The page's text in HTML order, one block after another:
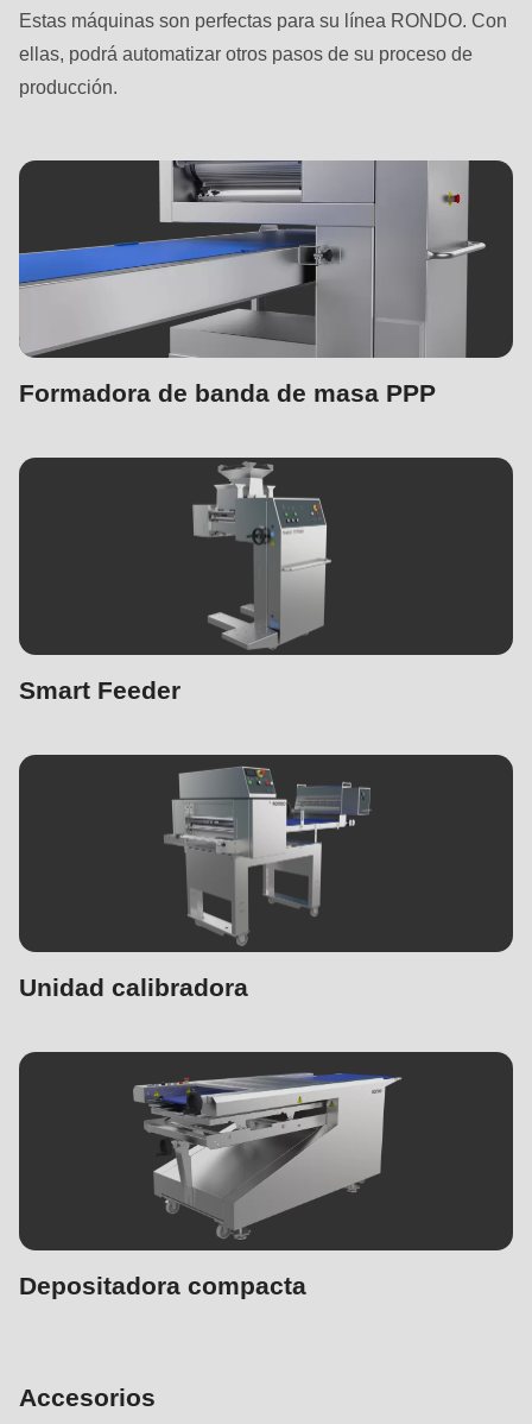
Estas máquinas son perfectas para su línea RONDO. Con
ellas, podrá automatizar otros pasos de su proceso de
producción.
Formadora de banda de masa PPP
Smart Feeder
Unidad calibradora
Depositadora compacta
Accesorios